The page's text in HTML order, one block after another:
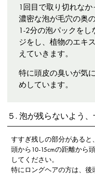
1回目で取り切れなか
濃密な泡が毛穴の奥
1-2分の泡パックを
ジをし、植物のエキ
えていきます。
特に頭皮の臭いが気
めしています。
５. 泡が残らないよう
すすぎ残しの部分があると
頭から10-15cmの距離から
してください。
特にロングヘアの方は、後